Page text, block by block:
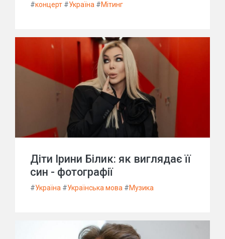
#концерт #Україна #Мітинг
Діти Ірини Білик: як виглядає її
син - фотографії
#Україна #Українська мова #Музика